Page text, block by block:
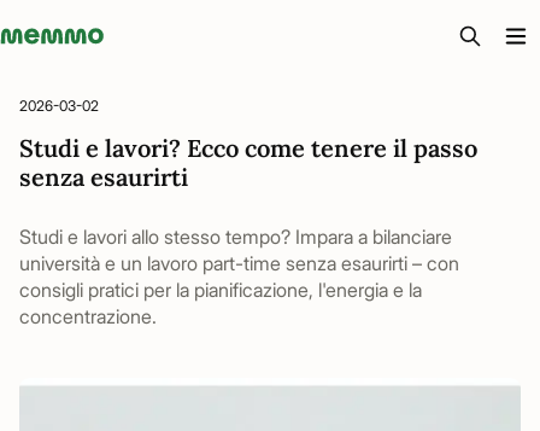
Memmo - AI-verktyg och digital kurslitteratur
2026-03-02
Studi e lavori? Ecco come tenere il passo
senza esaurirti
Studi e lavori allo stesso tempo? Impara a bilanciare
università e un lavoro part-time senza esaurirti – con
consigli pratici per la pianificazione, l'energia e la
concentrazione.